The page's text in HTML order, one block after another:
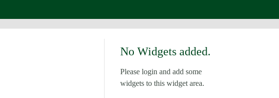
No Widgets added.
Please login and add some
widgets to this widget area.